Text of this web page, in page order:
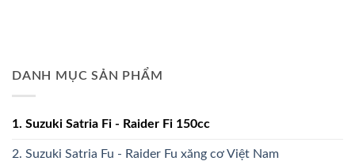
DANH MỤC SẢN PHẨM
1. Suzuki Satria Fi - Raider Fi 150cc
2. Suzuki Satria Fu - Raider Fu xăng cơ Việt Nam